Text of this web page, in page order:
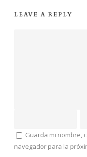
LEAVE A REPLY
Guarda mi nombre,
navegador para la